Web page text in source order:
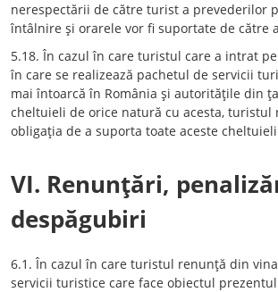
nerespectării de către turist a prevederilor
întâlnire şi orarele vor fi suportate de către
5.18. În cazul în care turistul care a intrat
în care se realizează pachetul de servicii
mai întoarcă în România şi autorităţile din
cheltuieli de orice natură cu acesta, turistul
obligaţia de a suporta toate aceste
VI. Renunţări,
despăgubiri
6.1. În cazul în care turistul renunţă din
servicii turistice care face obiectul